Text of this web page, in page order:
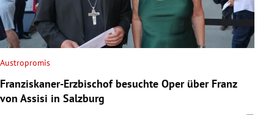
Austropromis
Franziskaner-Erzbischof besuchte Oper über Franz
von Assisi in Salzburg